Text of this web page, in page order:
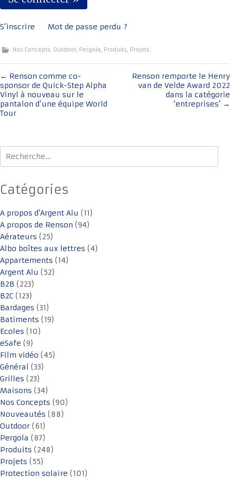
S’inscrire Mot de passe perdu ?
Nos Concepts, Outdoor, Pergola, Produits, Projets
Navigation
de
l'article
← Renson comme co-
sponsor de Quick-Step Alpha
Vinyl à nouveau sur le
pantalon d’une équipe World
Tour
Renson remporte le Henry
van de Velde Award 2022
dans la catégorie
‘entreprises’ →
Rechercher :
Catégories
A propos d'Argent Alu (11)
A propos de Renson (94)
Aérateurs (25)
Albo boîtes aux lettres (4)
Appartements (14)
Argent Alu (52)
B2B (223)
B2C (123)
Bardages (31)
Batiments (19)
Ecoles (10)
eSafe (9)
Film vidéo (45)
Général (33)
Grilles (23)
Maisons (34)
Nos Concepts (90)
Nouveautés (88)
Outdoor (61)
Pergola (87)
Produits (248)
Projets (55)
Protection solaire (101)